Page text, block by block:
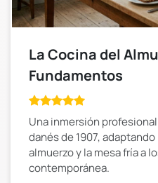
La Cocina del
Fundamentos
Una inmersión
danés de 1907,
almuerzo y la mesa fría a
contemporánea.